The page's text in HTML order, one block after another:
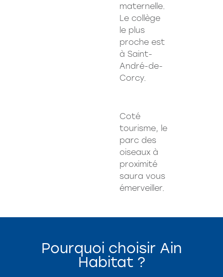
maternelle.
Le collège
le plus
proche est
à Saint-
André-de-
Corcy.
Coté
tourisme, le
parc des
oiseaux à
proximité
saura vous
émerveiller.
Pourquoi choisir Ain
Habitat ?